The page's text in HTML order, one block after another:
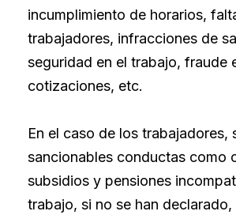
incumplimiento de horarios,
trabajadores, infracciones de
seguridad en el trabajo, fraude
cotizaciones, etc.
En el caso de los trabajadores,
sancionables conductas como
subsidios y pensiones
trabajo, si no se han declarado,